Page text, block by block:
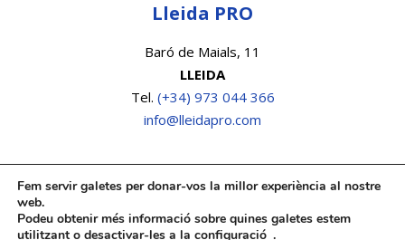
Lleida PRO
Baró de Maials, 11
LLEIDA
Tel. (+34) 973 044 366
info@lleidapro.com
Fem servir galetes per donar-vos la millor experiència al nostre
web.
Podeu obtenir més informació sobre quines galetes estem
utilitzant o desactivar-les a la configuració .